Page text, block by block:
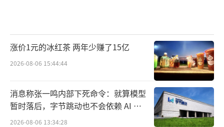
涨价1元的冰红茶 两年少赚了15亿
2026-08-06 15:44:44
消息称张一鸣内部下死命令：就算模型
暂时落后，字节跳动也不会依赖 AI 蒸
馏技术
2026-08-06 13:34:28